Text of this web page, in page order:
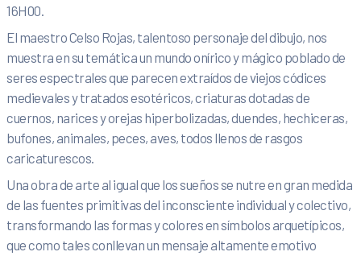
16H00.
El maestro Celso Rojas, talentoso personaje del dibujo, nos
muestra en su temática un mundo onírico y mágico poblado de
seres espectrales que parecen extraídos de viejos códices
medievales y tratados esotéricos, criaturas dotadas de
cuernos, narices y orejas hiperbolizadas, duendes, hechiceras,
bufones, animales, peces, aves, todos llenos de rasgos
caricaturescos.
Una obra de arte al igual que los sueños se nutre en gran medida
de las fuentes primitivas del inconsciente individual y colectivo,
transformando las formas y colores en símbolos arquetípicos,
que como tales conllevan un mensaje altamente emotivo